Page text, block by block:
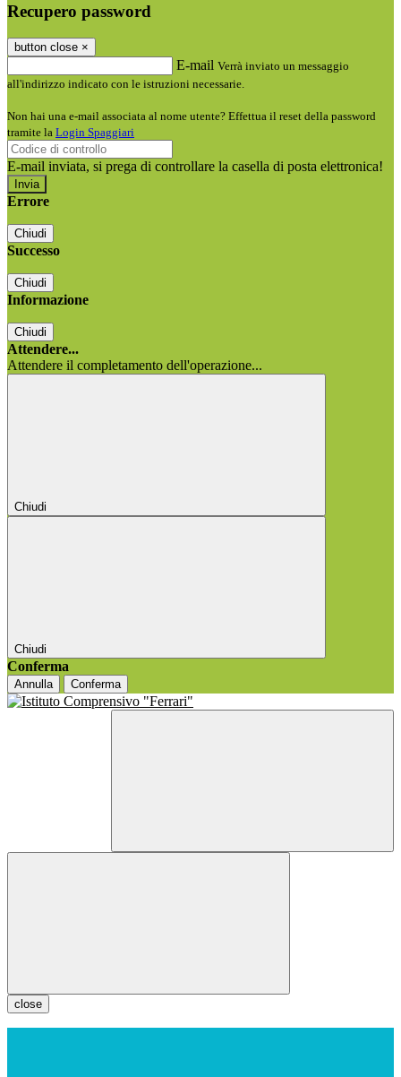
Recupero password
button close ×
E-mail Verrà inviato un messaggio
all'indirizzo indicato con le istruzioni necessarie.
Non hai una e-mail associata al nome utente? Effettua il reset della password
tramite la Login Spaggiari
E-mail inviata, si prega di controllare la casella di posta elettronica!
Errore
Chiudi
Successo
Chiudi
Informazione
Chiudi
Attendere...
Attendere il completamento dell'operazione...
Chiudi
Chiudi
Conferma
Annulla Conferma
close